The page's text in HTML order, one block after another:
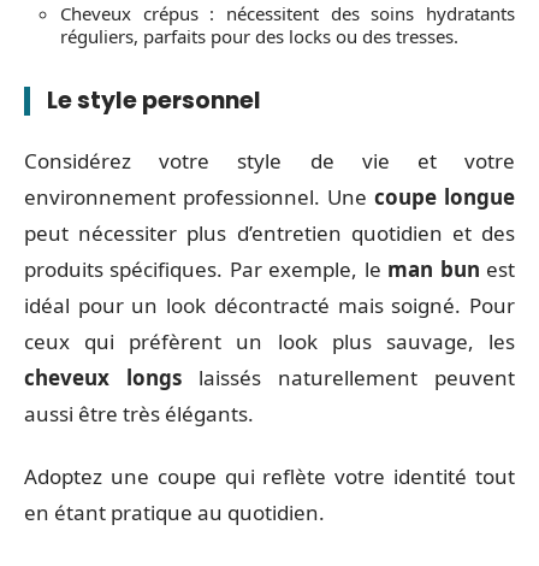
Cheveux crépus : nécessitent des soins hydratants
réguliers, parfaits pour des locks ou des tresses.
Le style personnel
Considérez votre style de vie et votre
environnement professionnel. Une coupe longue
peut nécessiter plus d’entretien quotidien et des
produits spécifiques. Par exemple, le man bun est
idéal pour un look décontracté mais soigné. Pour
ceux qui préfèrent un look plus sauvage, les
cheveux longs laissés naturellement peuvent
aussi être très élégants.
Adoptez une coupe qui reflète votre identité tout
en étant pratique au quotidien.